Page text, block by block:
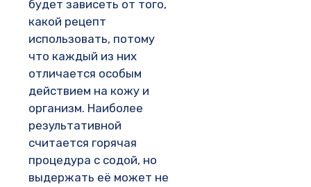
будет зависеть от того,
какой рецепт
использовать, потому
что каждый из них
отличается особым
действием на кожу и
организм. Наиболее
результативной
считается горячая
процедура с содой, но
выдержать её может не